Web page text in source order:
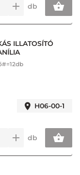
db
ILLATOSÍTÓ
H06-00-1
db